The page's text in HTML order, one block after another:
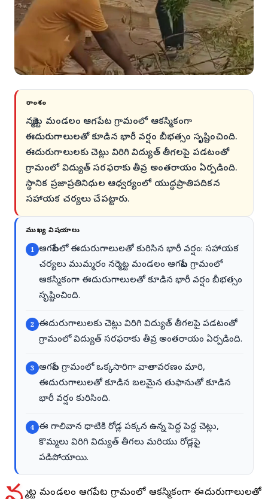
సారాంశం
నర్మెట్ట మండలం ఆగపేట గ్రామంలో ఆకస్మికంగా
ఈదురుగాలులతో కూడిన భారీ వర్షం బీభత్సం సృష్టించింది.
ఈదురుగాలులకు చెట్లు విరిగి విద్యుత్ తీగలపై పడటంతో
గ్రామంలో విద్యుత్ సరఫరాకు తీవ్ర అంతరాయం ఏర్పడింది.
స్థానిక ప్రజాప్రతినిధుల ఆధ్వర్యంలో యుద్ధప్రాతిపదికన
సహాయక చర్యలు చేపట్టారు.
ముఖ్య విషయాలు
1 ఆగపేటలో ఈదురుగాలులతో కురిసిన భారీ వర్షం: సహాయక
చర్యలు ముమ్మరం నర్మెట్ట మండలం ఆగపేట గ్రామంలో
ఆకస్మికంగా ఈదురుగాలులతో కూడిన భారీ వర్షం బీభత్సం
సృష్టించింది.
2 ఈదురుగాలులకు చెట్లు విరిగి విద్యుత్ తీగలపై పడటంతో
గ్రామంలో విద్యుత్ సరఫరాకు తీవ్ర అంతరాయం ఏర్పడింది.
3 ఆగపేట గ్రామంలో ఒక్కసారిగా వాతావరణం మారి,
ఈదురుగాలులతో కూడిన బలమైన తుఫానుతో కూడిన
భారీ వర్షం కురిసింది.
4 ఈ గాలివాన ధాటికి రోడ్ల పక్కన ఉన్న పెద్ద పెద్ద చెట్లు,
కొమ్మలు విరిగి విద్యుత్ తీగలు మరియు రోడ్లపై
పడిపోయాయి.
ర్మెట్ట మండలం ఆగపేట గ్రామంలో ఆకస్మికంగా ఈదురుగాలులతో